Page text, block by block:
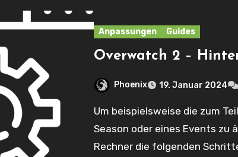
Anpassungen Guides
Overwatch 2 –
Phoenix 19. Januar 2024
Um beispielsweise die zum Teil nervigen Hintergründe einer
Season oder eines Events zu
Rechner die folgenden